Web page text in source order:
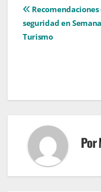
Navegación
de
Recomendaciones
seguridad en
Turismo
Por